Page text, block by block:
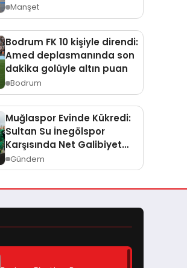
Manşet
Bodrum FK 10 kişiyle direndi:
Amed deplasmanında son
dakika golüyle altın puan
Bodrum
Muğlaspor Evinde Kükredi:
Sultan Su İnegölspor
Karşısında Net Galibiyet
(3-0)
Gündem